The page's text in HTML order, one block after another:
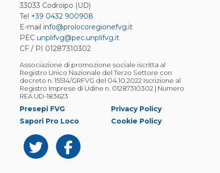
33033 Codroipo (UD)
Tel +39 0432 900908
E-mail info@prolocoregionefvg.it
PEC unplifvg@pec.unplifvg.it
CF / PI 01287310302
Associazione di promozione sociale iscritta al
Registro Unico Nazionale del Terzo Settore con
decreto n. 15514/GRFVG del 04.10.2022 Iscrizione al
Registro Imprese di Udine n. 01287310302 | Numero
REA UD-183623
Presepi FVG
Sapori Pro Loco
Privacy Policy
Cookie Policy